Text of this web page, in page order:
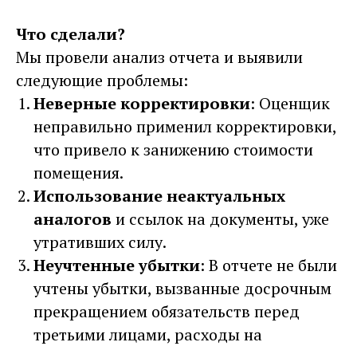
Что сделали?
Мы провели анализ отчета и выявили
следующие проблемы:
Неверные корректировки: Оценщик
неправильно применил корректировки,
что привело к занижению стоимости
помещения.
Использование неактуальных
аналогов и ссылок на документы, уже
утративших силу.
Неучтенные убытки: В отчете не были
учтены убытки, вызванные досрочным
прекращением обязательств перед
третьими лицами, расходы на